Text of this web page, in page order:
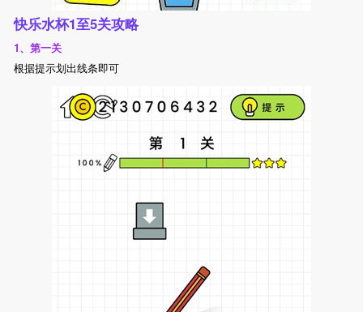
快乐水杯1至5关攻略
1、第一关
根据提示划出线条即可